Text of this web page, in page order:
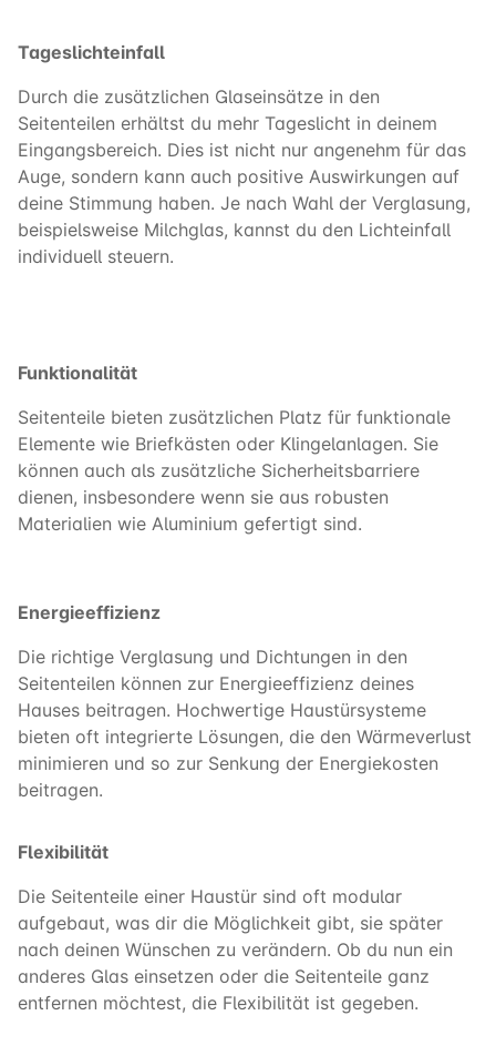
Tageslichteinfall
Durch die zusätzlichen Glaseinsätze in den
Seitenteilen erhältst du mehr Tageslicht in deinem
Eingangsbereich. Dies ist nicht nur angenehm für das
Auge, sondern kann auch positive Auswirkungen auf
deine Stimmung haben. Je nach Wahl der Verglasung,
beispielsweise Milchglas, kannst du den Lichteinfall
individuell steuern.
Funktionalität
Seitenteile bieten zusätzlichen Platz für funktionale
Elemente wie Briefkästen oder Klingelanlagen. Sie
können auch als zusätzliche Sicherheitsbarriere
dienen, insbesondere wenn sie aus robusten
Materialien wie Aluminium gefertigt sind.
Energieeffizienz
Die richtige Verglasung und Dichtungen in den
Seitenteilen können zur Energieeffizienz deines
Hauses beitragen. Hochwertige Haustürsysteme
bieten oft integrierte Lösungen, die den Wärmeverlust
minimieren und so zur Senkung der Energiekosten
beitragen.
Flexibilität
Die Seitenteile einer Haustür sind oft modular
aufgebaut, was dir die Möglichkeit gibt, sie später
nach deinen Wünschen zu verändern. Ob du nun ein
anderes Glas einsetzen oder die Seitenteile ganz
entfernen möchtest, die Flexibilität ist gegeben.